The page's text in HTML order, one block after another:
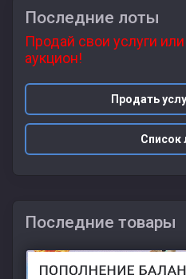
Последние лоты
Продай свои услуги
аукцион!
Продать
Список
Последние товары